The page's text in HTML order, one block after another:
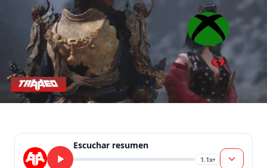
Escuchar resumen
1.1x▾